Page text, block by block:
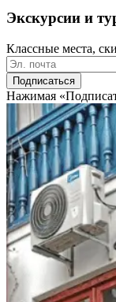
Экскурсии и
Классные места,
Подписаться
Нажимая